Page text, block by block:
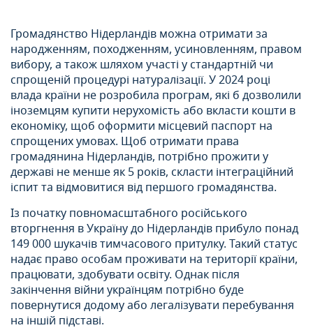
Громадянство Нідерландів можна отримати за
народженням, походженням, усиновленням, правом
вибору, а також шляхом участі у стандартній чи
спрощеній процедурі натуралізації. У 2024 році
влада країни не розробила програм, які б дозволили
іноземцям купити нерухомість або вкласти кошти в
економіку, щоб оформити місцевий паспорт на
спрощених умовах. Щоб отримати права
громадянина Нідерландів, потрібно прожити у
державі не менше як 5 років, скласти інтеграційний
іспит та відмовитися від першого громадянства.
Із початку повномасштабного російського
вторгнення в Україну до Нідерландів прибуло понад
149 000 шукачів тимчасового притулку. Такий статус
надає право особам проживати на території країни,
працювати, здобувати освіту. Однак після
закінчення війни українцям потрібно буде
повернутися додому або легалізувати перебування
на іншій підставі.